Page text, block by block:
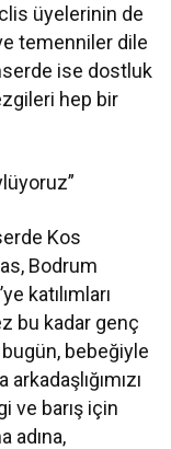
üyelerinin de
temenniler dile
ise dostluk
hep bir
Kos
Bodrum
katılımları
bu kadar genç
bebeğiyle
ve barış için
adına,